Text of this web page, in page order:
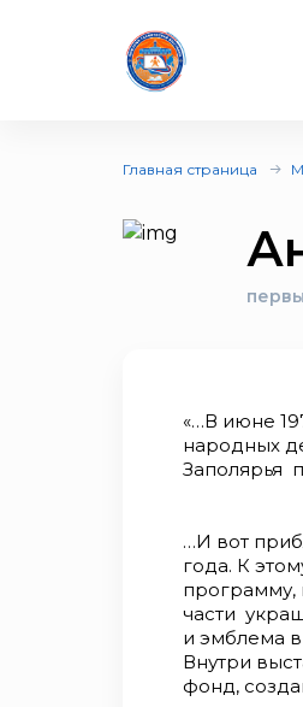
Главная страница
«…В июне
народных
Заполярья
…И вот
года. К
части
и эмблема
Внутри
фонд,